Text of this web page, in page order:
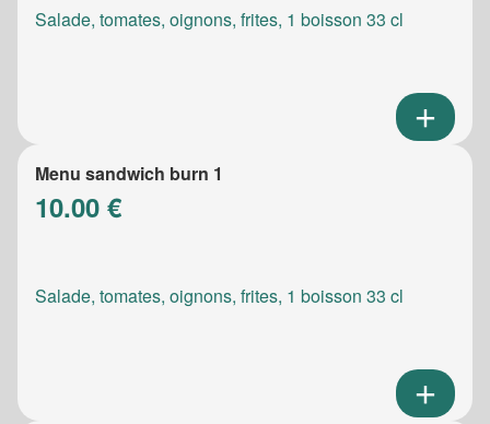
Salade, tomates, oignons, frites, 1 boisson 33 cl
Menu sandwich burn 1
10.00 €
Salade, tomates, oignons, frites, 1 boisson 33 cl